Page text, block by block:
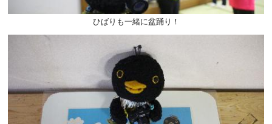
ひばりも一緒に盆踊り！